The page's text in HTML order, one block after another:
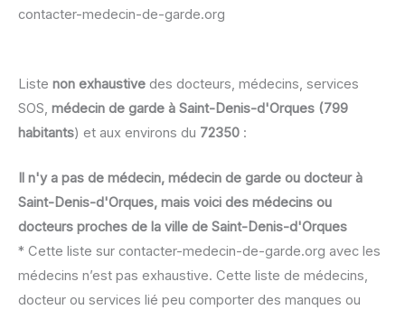
contacter-medecin-de-garde.org
Liste non exhaustive des docteurs, médecins, services
SOS, médecin de garde à Saint-Denis-d'Orques (799
habitants) et aux environs du 72350 :
Il n'y a pas de médecin, médecin de garde ou docteur à
Saint-Denis-d'Orques, mais voici des médecins ou
docteurs proches de la ville de Saint-Denis-d'Orques
* Cette liste sur contacter-medecin-de-garde.org avec les
médecins n’est pas exhaustive. Cette liste de médecins,
docteur ou services lié peu comporter des manques ou